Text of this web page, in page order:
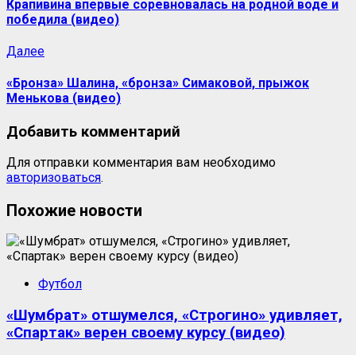
Крапивина впервые соревновалась на родной воде и
победила (видео)
ДалееСледующая
«Бронза» Шалина, «бронза» Симаковой, прыжок
Менькова (видео)
Добавить комментарий
Для отправки комментария вам необходимо
авторизоваться.
Похожие новости
Футбол
«Шумбрат» отшумелся, «Строгино» удивляет,
«Спартак» верен своему курсу (видео)